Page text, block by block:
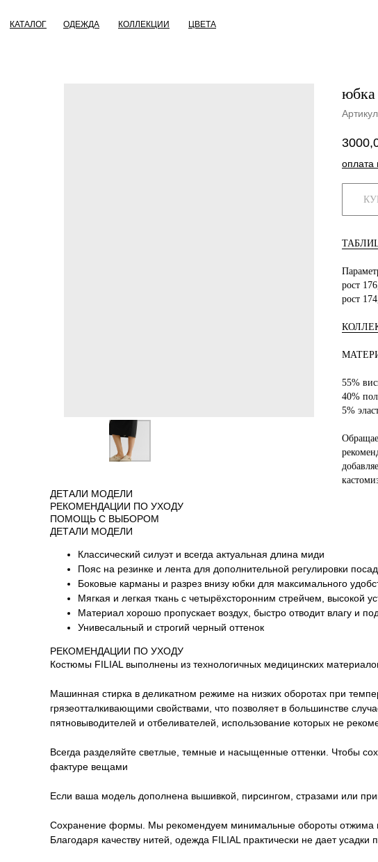
ЦВЕТА
КОЛЛЕКЦИИ
ОДЕЖДА
КАТАЛОГ
оплата
рост
рост
55%
40%
5%
ДЕТАЛИ МОДЕЛИ
РЕКОМЕНДАЦИИ ПО УХОДУ
ПОМОЩЬ С ВЫБОРОМ
ДЕТАЛИ МОДЕЛИ
Классический силуэт и всегда актуальная длина миди
Пояс на резинке и лента для дополнительной регулировки
Боковые карманы и разрез внизу юбки для максимального
Мягкая и легкая ткань с четырёхсторонним стрейчем, высокой
Материал хорошо пропускает воздух, быстро отводит влагу и
Унивесальный и строгий черный оттенок
РЕКОМЕНДАЦИИ ПО УХОДУ
Костюмы FILIAL выполнены из технологичных медицинских
Машинная стирка в деликатном режиме на низких оборотах при
грязеотталкивающими свойствами, что позволяет в большинстве
пятновыводителей и отбеливателей, использование которых не
Всегда разделяйте светлые, темные и насыщенные оттенки. Чтобы
фактуре вещами
Если ваша модель дополнена вышивкой, пирсингом, стразами или
Сохранение формы. Мы рекомендуем минимальные обороты отжима
Благодаря качеству нитей, одежда FILIAL практически не дает